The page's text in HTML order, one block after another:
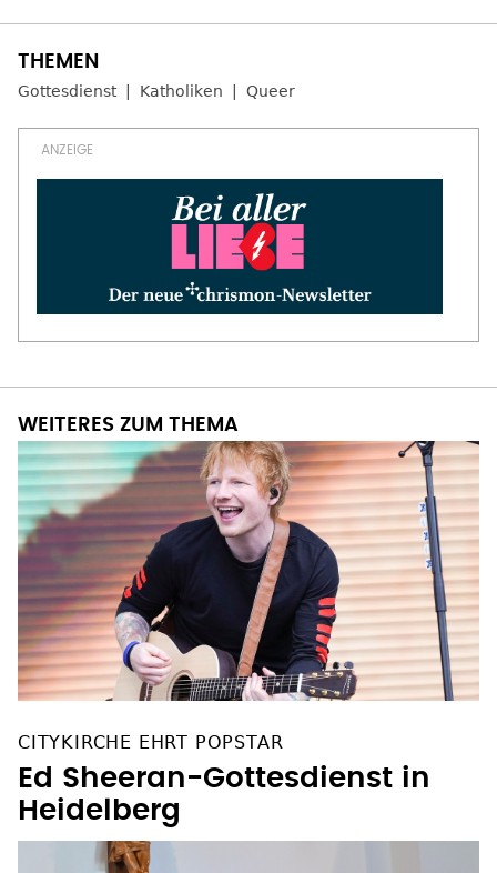
Gottesdienst Katholiken Queer
WEITERES ZUM THEMA
CITYKIRCHE EHRT POPSTAR
Ed Sheeran-Gottesdienst in
Heidelberg